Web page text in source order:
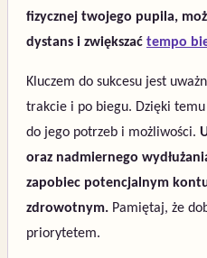
fizycznej twojego pupila,
dystans i zwiększać tempo
Kluczem do sukcesu jest
trakcie i po biegu. Dzięki
do jego potrzeb i możliwości.
oraz nadmiernego
zapobiec potencjalnym
zdrowotnym. Pamiętaj, że
priorytetem.